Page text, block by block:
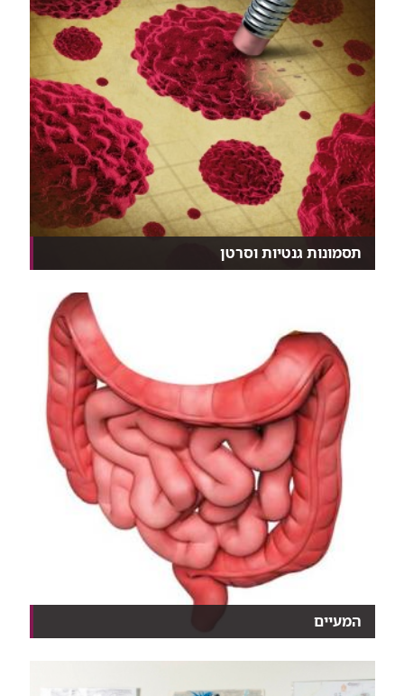
תסמונות גנטיות וסרטן
נכון, אין עדיין תרופה למניעת סרטן, אבל ביחידה לממא...
המעיים
10 דברים שלא ידעתם על האיבר הכי ארוך בגוף